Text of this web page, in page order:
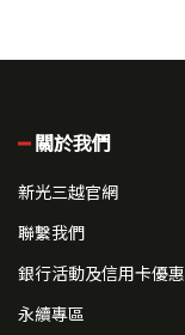
關於我們
新光三越官網
聯繫我們
銀行活動及信用卡優惠
永續專區